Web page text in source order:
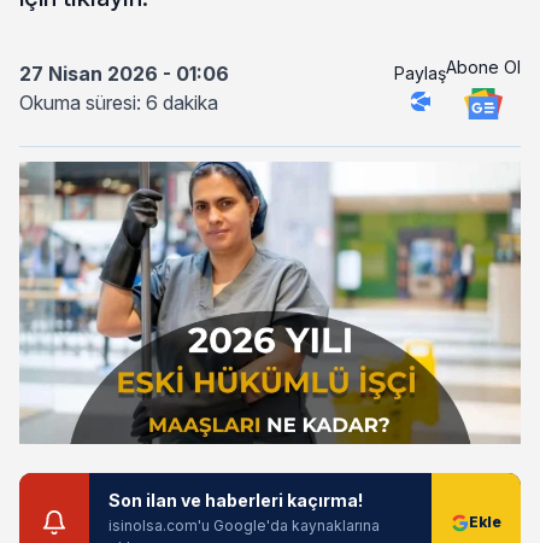
27 Nisan 2026 - 01:06
Okuma süresi: 6 dakika
PaylaşAbone Ol
Son ilan ve haberleri kaçırma!
isinolsa.com'u Google'da kaynaklarına